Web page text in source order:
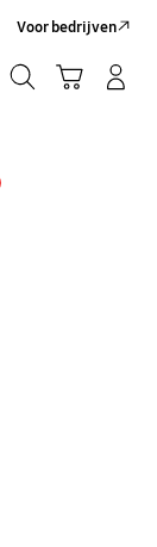
Voor bedrijven